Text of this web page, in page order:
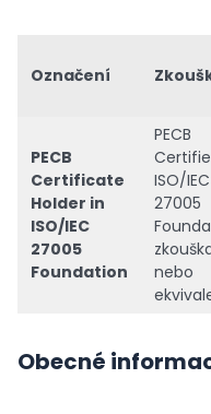
Označení
PECB
Certificate
Holder in
ISO/IEC
27005
Foundation
PECB
ISO/IEC
27005
nebo
Obecné